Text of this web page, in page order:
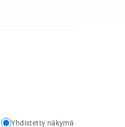
Yhdistetty näkymä